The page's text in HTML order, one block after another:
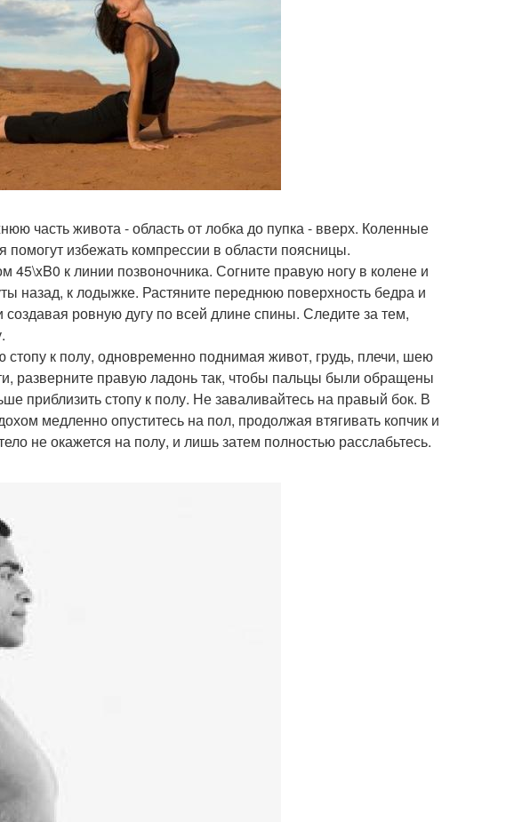
часть живота - область от лобка до пупка - вверх. Коленные
избежать компрессии в области поясницы.
45\xB0 к линии позвоночника. Согните правую ногу в колене и
назад, к лодыжке. Растяните переднюю поверхность бедра и
создавая ровную дугу по всей длине спины. Следите за тем,
к полу, одновременно поднимая живот, грудь, плечи, шею
разверните правую ладонь так, чтобы пальцы были обращены
приблизить стопу к полу. Не заваливайтесь на правый бок. В
медленно опуститесь на пол, продолжая втягивать копчик и
не окажется на полу, и лишь затем полностью расслабьтесь.